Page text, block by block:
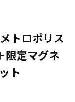
トロポリス
限定マグネ
ト